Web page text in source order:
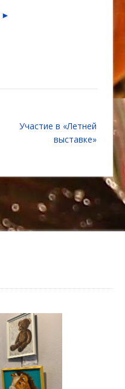
►
Участие в «Летней
выставке»